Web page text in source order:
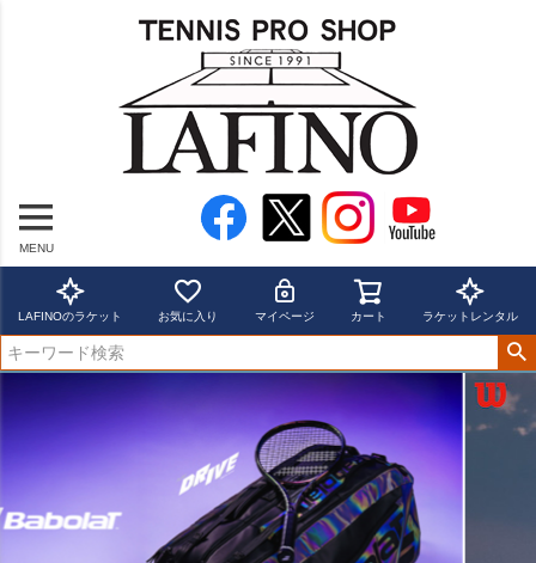
MENU
LAFINOのラケット お気に入り マイページ カート ラケットレンタル